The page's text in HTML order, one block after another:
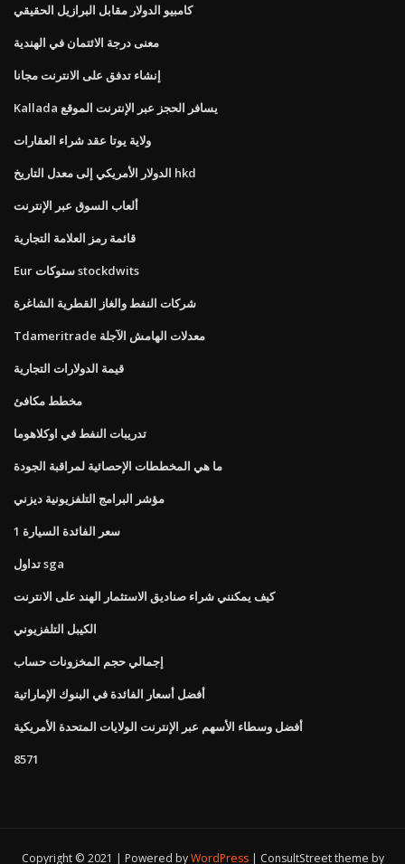
كامبيو الدولار مقابل البرازيل الحقيقي
معنى درجة الائتمان في الهندية
إنشاء تدفق على الانترنت مجانا
Kallada يسافر الحجز عبر الإنترنت الموقع
ولاية يوتا عقد شراء العقارات
الدولار الأمريكي إلى معدل التاريخ hkd
ألعاب السوق عبر الإنترنت
قائمة رمز العلامة التجارية
Eur ستوكات stockdwits
شركات النفط والغاز القطرية الشاغرة
Tdameritrade معدلات الهامش الآجلة
قيمة الدولارات التجارية
مخطط مكافئ
تدريبات النفط في اوكلاهوما
ما هي المخططات الإحصائية لمراقبة الجودة
مؤشر البرامج التلفزيونية ديزني
1 سعر الفائدة السيارة
تداول sga
كيف يمكنني شراء صناديق الاستثمار الهند على الانترنت
الكيبل التلفزيوني
إجمالي حجم المخزونات حساب
أفضل أسعار الفائدة في البنوك الإماراتية
أفضل وسطاء الأسهم عبر الإنترنت الولايات المتحدة الأمريكية
8571
Copyright © 2021 | Powered byWordPress ConsultStreet theme by